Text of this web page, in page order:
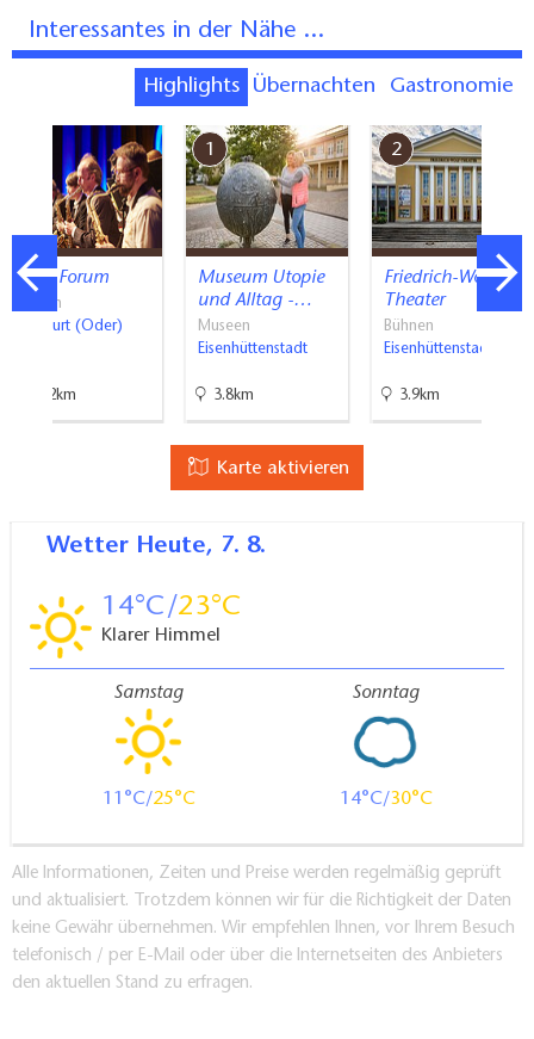
Interessantes in der Nähe ...
Highlights Übernachten Gastronomie
Kleist Forum
Bühnen
Frankfurt (Oder)
25.2km
1
Museum Utopie
und Alltag -…
Museen
Eisenhüttenstadt
3.8km
2
Friedrich-Wolf-
Theater
Bühnen
Eisenhüttenstadt
3.9km
Karte aktivieren
Wetter Heute, 7. 8.
14 23
Klarer Himmel
Samstag
11 25
Sonntag
14 30
Alle Informationen, Zeiten und Preise werden regelmäßig geprüft
und aktualisiert. Trotzdem können wir für die Richtigkeit der Daten
keine Gewähr übernehmen. Wir empfehlen Ihnen, vor Ihrem Besuch
telefonisch / per E-Mail oder über die Internetseiten des Anbieters
den aktuellen Stand zu erfragen.